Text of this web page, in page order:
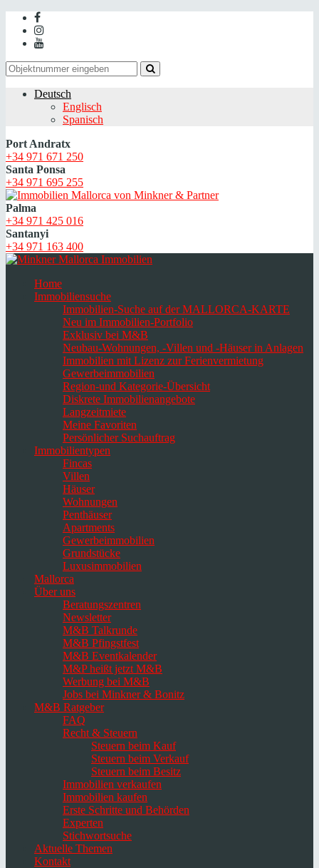
Deutsch
Englisch
Spanisch
Port Andratx
+34 971 671 250
Santa Ponsa
+34 971 695 255
Palma
+34 971 425 016
Santanyi
+34 971 163 400
Home
Immobiliensuche
Immobilien-Suche auf der MALLORCA-KARTE
Neu im Immobilien-Portfolio
Exklusiv bei M&B
Neubau-Wohnungen, -Villen und -Häuser in Anlagen
Immobilien mit Lizenz zur Ferienvermietung
Gewerbeimmobilien
Region-und Kategorie-Übersicht
Diskrete Immobilienangebote
Langzeitmiete
Meine Favoriten
Persönlicher Suchauftrag
Immobilientypen
Fincas
Villen
Häuser
Wohnungen
Penthäuser
Apartments
Gewerbeimmobilien
Grundstücke
Luxusimmobilien
Mallorca
Über uns
Beratungszentren
Newsletter
M&B Talkrunde
M&B Pfingstfest
M&B Eventkalender
M&P heißt jetzt M&B
Werbung bei M&B
Jobs bei Minkner & Bonitz
M&B Ratgeber
FAQ
Recht & Steuern
Steuern beim Kauf
Steuern beim Verkauf
Steuern beim Besitz
Immobilien verkaufen
Immobilien kaufen
Erste Schritte und Behörden
Experten
Stichwortsuche
Aktuelle Themen
Kontakt